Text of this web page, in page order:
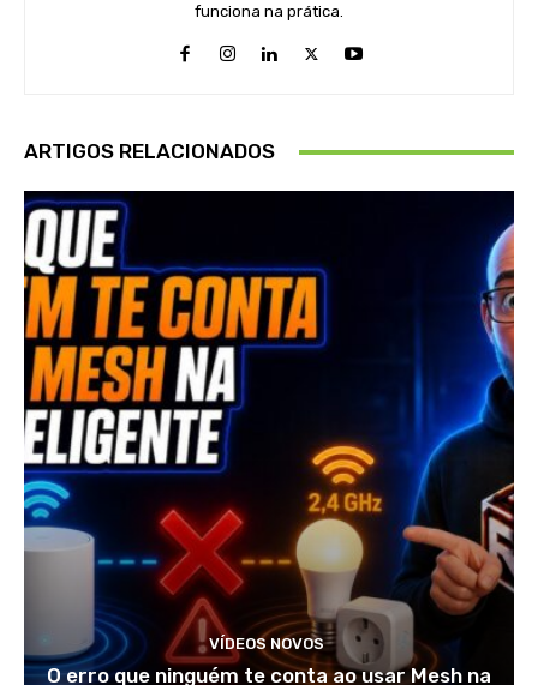
funciona na prática.
ARTIGOS RELACIONADOS
VÍDEOS NOVOS
O erro que ninguém te conta ao usar Mesh na